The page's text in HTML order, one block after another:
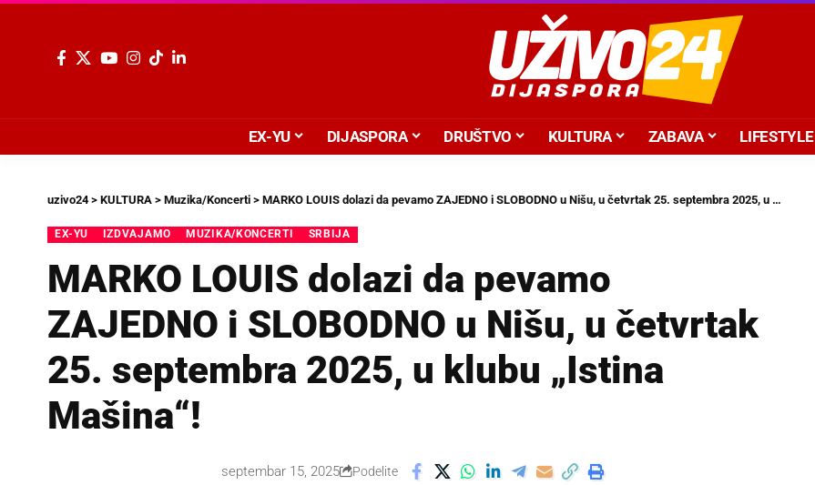
EX-YU DIJASPORA DRUŠTVO KULTURA ZABAVA LIFESTYLE
uzivo24> KULTURA > Muzika/Koncerti > MARKO LOUIS dolazi da pevamo ZAJEDNO i SLOBODNO u Nišu, u četvrtak 25. septembra 2025, u klubu „Istina Mašina“!
EX-YU IZDVAJAMO MUZIKA/KONCERTI SRBIJA
MARKO LOUIS dolazi da pevamo
ZAJEDNO i SLOBODNO u Nišu, u četvrtak
25. septembra 2025, u klubu „Istina
Mašina“!
septembar 15, 2025 Podelite